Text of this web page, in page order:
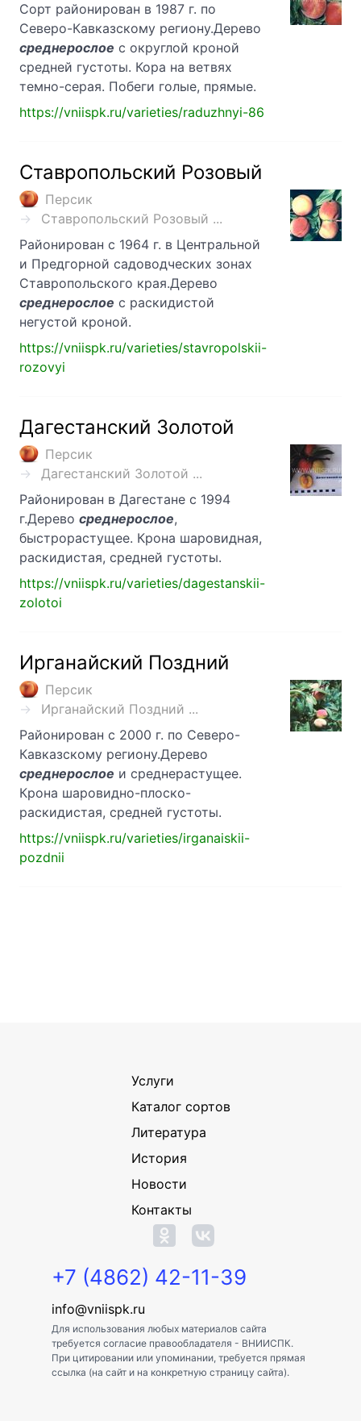
Сорт районирован в 1987 г. по
Северо-Кавказскому региону.Дерево
среднерослое с округлой кроной
средней густоты. Кора на ветвях
темно-серая. Побеги голые, прямые.
https://vniispk.ru/varieties/raduzhnyi-86
Ставропольский Розовый
Персик
Ставропольский Розовый ...
Районирован с 1964 г. в Центральной
и Предгорной садоводческих зонах
Ставропольского края.Дерево
среднерослое с раскидистой
негустой кроной.
https://vniispk.ru/varieties/stavropolskii-
rozovyi
Дагестанский Золотой
Персик
Дагестанский Золотой ...
Районирован в Дагестане с 1994
г.Дерево среднерослое,
быстрорастущее. Крона шаровидная,
раскидистая, средней густоты.
https://vniispk.ru/varieties/dagestanskii-
zolotoi
Ирганайский Поздний
Персик
Ирганайский Поздний ...
Районирован с 2000 г. по Северо-
Кавказскому региону.Дерево
среднерослое и среднерастущее.
Крона шаровидно-плоско-
раскидистая, средней густоты.
https://vniispk.ru/varieties/irganaiskii-
pozdnii
Услуги
Каталог сортов
Литература
История
Новости
Контакты
+7 (4862) 42-11-39
info@vniispk.ru
Для использования любых материалов сайта
требуется согласие правообладателя - ВНИИСПК.
При цитировании или упоминании, требуется прямая
ссылка (на сайт и на конкретную страницу сайта).